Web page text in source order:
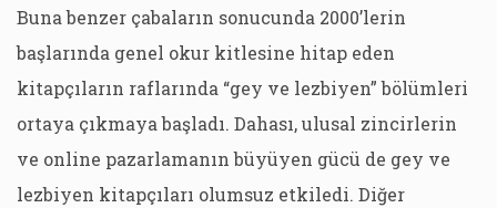
Buna benzer çabaların sonucunda 2000’lerin
başlarında genel okur kitlesine hitap eden
kitapçıların raflarında “gey ve lezbiyen” bölümleri
ortaya çıkmaya başladı. Dahası, ulusal zincirlerin
ve online pazarlamanın büyüyen gücü de gey ve
lezbiyen kitapçıları olumsuz etkiledi. Diğer